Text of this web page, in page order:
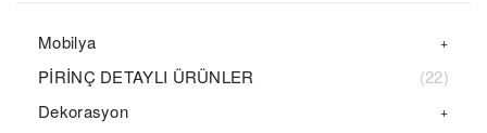
Mobilya
PİRİNÇ DETAYLI ÜRÜNLER
(22)
Dekorasyon